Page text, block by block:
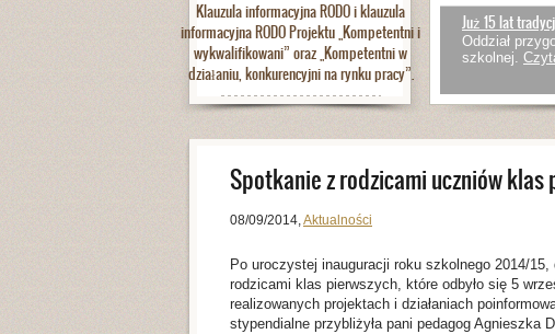
Klauzula informacyjna RODO i klauzula
informacyjna RODO Projektu „Kompetentni i
wykwalifikowani” oraz „Kompetentni w
działaniu, konkurencyjni na rynku pracy”.
Już 15 lat
Oddział
szkolnej.
Spotkanie z rodzicami uczniów klas
08/09/2014,Aktualności
Po uroczystej inauguracji roku szkolnego 2014/
rodzicami klas pierwszych, które odbyło się 5
realizowanych projektach i działaniach
stypendialne przybliżyła pani pedagog